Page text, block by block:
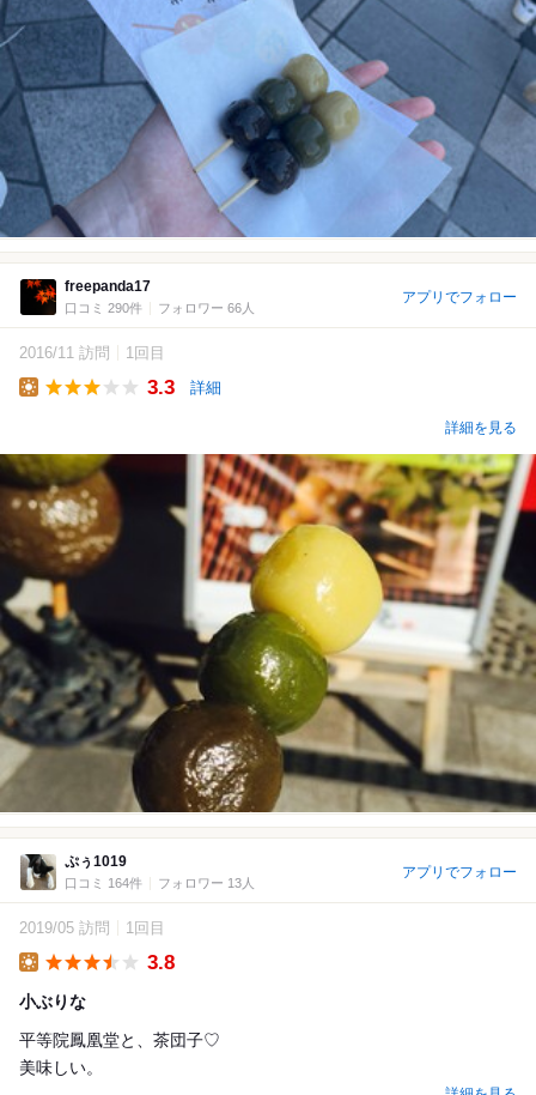
freepanda17
口コミ 290件 フォロワー 66人
アプリでフォロー
2016/11 訪問 1回目
3.3 詳細
詳細を見る
ぷぅ1019
口コミ 164件 フォロワー 13人
アプリでフォロー
2019/05 訪問 1回目
3.8
小ぶりな
平等院鳳凰堂と、茶団子♡
美味しい。